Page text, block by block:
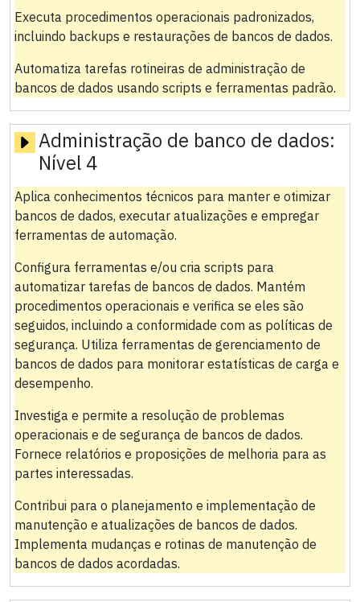
Executa procedimentos operacionais padronizados,
incluindo backups e restaurações de bancos de dados.
Automatiza tarefas rotineiras de administração de
bancos de dados usando scripts e ferramentas padrão.
Administração de banco de dados:
Nível 4
Aplica conhecimentos técnicos para manter e otimizar
bancos de dados, executar atualizações e empregar
ferramentas de automação.
Configura ferramentas e/ou cria scripts para
automatizar tarefas de bancos de dados. Mantém
procedimentos operacionais e verifica se eles são
seguidos, incluindo a conformidade com as políticas de
segurança. Utiliza ferramentas de gerenciamento de
bancos de dados para monitorar estatísticas de carga e
desempenho.
Investiga e permite a resolução de problemas
operacionais e de segurança de bancos de dados.
Fornece relatórios e proposições de melhoria para as
partes interessadas.
Contribui para o planejamento e implementação de
manutenção e atualizações de bancos de dados.
Implementa mudanças e rotinas de manutenção de
bancos de dados acordadas.